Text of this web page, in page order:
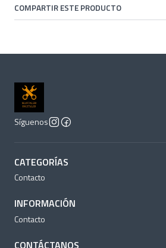
COMPARTIR ESTE PRODUCTO
Síguenos
CATEGORÍAS
Contacto
INFORMACIÓN
Contacto
CONTÁCTANOS